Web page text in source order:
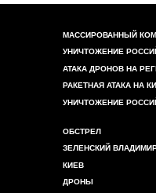
МАССИРОВАННЫЙ
УНИЧТОЖЕНИЕ
АТАКА ДРОНОВ НА
РАКЕТНАЯ АТАКА НА
УНИЧТОЖЕНИЕ
ОБСТРЕЛ
ЗЕЛЕНСКИЙ
КИЕВ
ДРОНЫ